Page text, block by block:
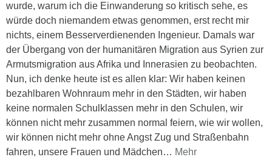
wurde, warum ich die Einwanderung so kritisch sehe, es
würde doch niemandem etwas genommen, erst recht mir
nichts, einem Besserverdienenden Ingenieur. Damals war
der Übergang von der humanitären Migration aus Syrien zur
Armutsmigration aus Afrika und Innerasien zu beobachten.
Nun, ich denke heute ist es allen klar: Wir haben keinen
bezahlbaren Wohnraum mehr in den Städten, wir haben
keine normalen Schulklassen mehr in den Schulen, wir
können nicht mehr zusammen normal feiern, wie wir wollen,
wir können nicht mehr ohne Angst Zug und Straßenbahn
fahren, unsere Frauen und Mädchen… Mehr